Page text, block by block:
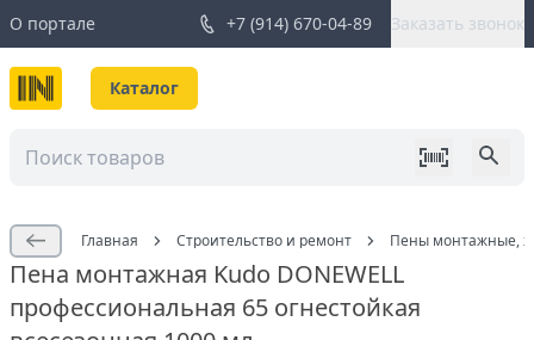
О портале +7 (914) 670-04-89 Заказать звонок
Каталог
Главная Строительство и ремонт Пены монтажные,
Пена монтажная Kudo DONEWELL
профессиональная 65 огнестойкая